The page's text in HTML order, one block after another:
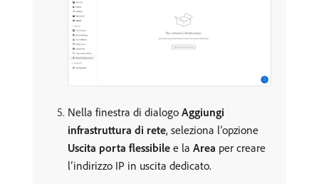
Nella finestra di dialogo Aggiungi
infrastruttura di rete, seleziona l’opzione
Uscita porta flessibile e la Area per creare
l’indirizzo IP in uscita dedicato.